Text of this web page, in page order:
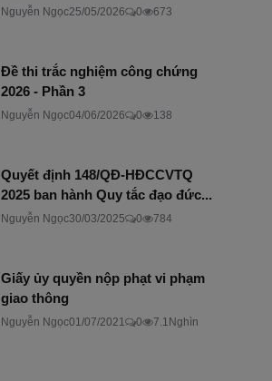
Nguyễn Ngọc25/05/2026 0 673
Đề thi trắc nghiệm công chứng
2026 - Phần 3
Nguyễn Ngọc04/06/2026 0 138
Quyết định 148/QĐ-HĐCCVTQ
2025 ban hành Quy tắc đạo đức...
Nguyễn Ngọc30/03/2025 0 784
Giấy ủy quyền nộp phạt vi phạm
giao thông
Nguyễn Ngọc01/07/2021 0 7.1Nghìn